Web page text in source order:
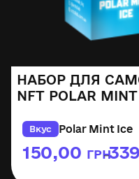
НАБОР ДЛЯ
NFT POLAR
Вкус Polar Mint Ice
150,00 ГРН
–